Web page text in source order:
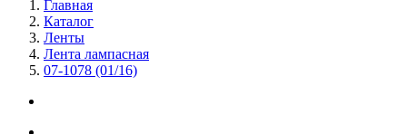
Главная
Каталог
Ленты
Лента лампасная
07-1078 (01/16)